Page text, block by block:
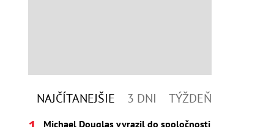
NAJČÍTANEJŠIE 3 DNI TÝŽDEŇ
Michael Douglas vyrazil do spoločnosti